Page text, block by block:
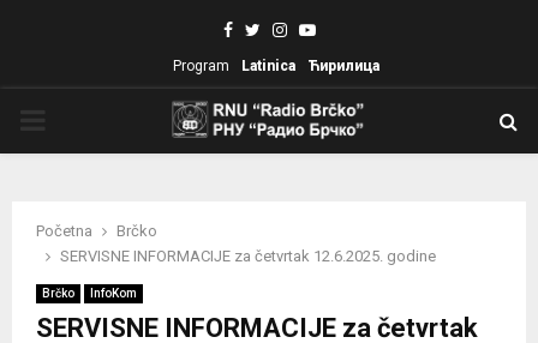
Facebook
TwitterInstagram
Youtube
Program Latinica Ћирилица
Početna
Brčko
SERVISNE INFORMACIJE za četvrtak 12.6.2025. godine
Brčko InfoKom
SERVISNE INFORMACIJE za četvrtak